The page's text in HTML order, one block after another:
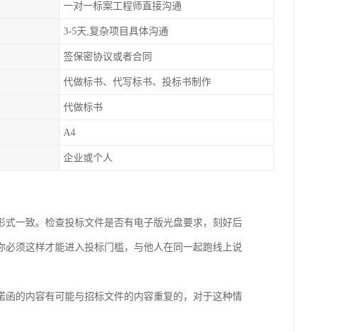
一对一标案工程师直接沟通
3-5天,复杂项目具体沟通
签保密协议或者合同
代做标书、代写标书、投标书制作
代做标书
A4
企业或个人
一致。检查投标文件是否有电子版光盘要求，刻好后
须这样才能进入投标门槛，与他人在同一起跑线上说
的内容有可能与招标文件的内容重复的，对于这种情